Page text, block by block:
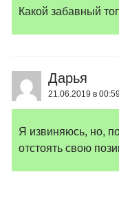
Какой забавный
Дарья
21.06.2019 в 00:59
Я извиняюсь, но,
отстоять свою